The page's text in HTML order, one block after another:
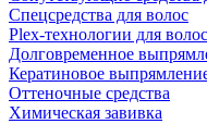
Спецсредства для волос
Plex-технологии для волос
Долговременное
Кератиновое
Оттеночные средства
Химическая завивка